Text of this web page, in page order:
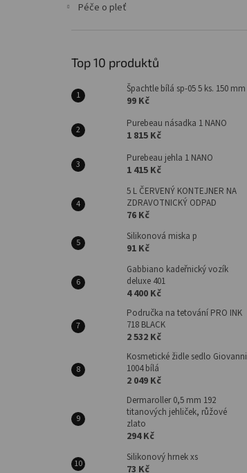
Péče o pleť
Top 10 produktů
Špachtle bílá sp-05 5 ks. 150 mm
99 Kč
Purebeau násadka 1 NANO
1 815 Kč
Purebeau jehla 1 NANO
1 415 Kč
5 L ČERVENÝ KONTEJNER NA
ZDRAVOTNICKÝ ODPAD
76 Kč
Silikonová miska p
91 Kč
Gabbiano kadeřnický vozík
deluxe 401
4 400 Kč
Područka na tetování PRO INK
718 BLACK
2 532 Kč
Kosmetické židle sedlo Giovanni
1004 bílá
2 049 Kč
Dermaroller 0,5 mm 192
titanových jehliček, růžové
zlato
294 Kč
Silikonový hrnek xs
73 Kč